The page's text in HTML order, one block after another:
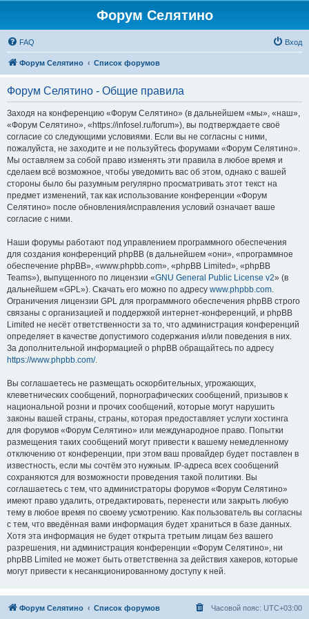
Форум Селятино
FAQ Вход
Форум Селятино Список форумов
Форум Селятино - Общие правила
Заходя на конференцию «Форум Селятино» (в дальнейшем «мы», «наш»,
«Форум Селятино», «https://infosel.ru/forum»), вы подтверждаете своё
согласие со следующими условиями. Если вы не согласны с ними,
пожалуйста, не заходите и не пользуйтесь форумами «Форум Селятино».
Мы оставляем за собой право изменять эти правила в любое время и
сделаем всё возможное, чтобы уведомить вас об этом, однако с вашей
стороны было бы разумным регулярно просматривать этот текст на
предмет изменений, так как использование конференции «Форум
Селятино» после обновления/исправления условий означает ваше
согласие с ними.
Наши форумы работают под управлением программного обеспечения
для создания конференций phpBB (в дальнейшем «они», «программное
обеспечение phpBB», «www.phpbb.com», «phpBB Limited», «phpBB
Teams»), выпущенного по лицензии «GNU General Public License v2» (в
дальнейшем «GPL»). Скачать его можно по адресу www.phpbb.com.
Ограничения лицензии GPL для программного обеспечения phpBB строго
связаны с организацией и поддержкой интернет-конференций, и phpBB
Limited не несёт ответственности за то, что администрация конференций
определяет в качестве допустимого содержания и/или поведения в них.
За дополнительной информацией о phpBB обращайтесь по адресу
https://www.phpbb.com/.
Вы соглашаетесь не размещать оскорбительных, угрожающих,
клеветнических сообщений, порнографических сообщений, призывов к
национальной розни и прочих сообщений, которые могут нарушить
законы вашей страны, страны, которая предоставляет услуги хостинга
для форумов «Форум Селятино» или международное право. Попытки
размещения таких сообщений могут привести к вашему немедленному
отключению от конференции, при этом ваш провайдер будет поставлен в
известность, если мы сочтём это нужным. IP-адреса всех сообщений
сохраняются для возможности проведения такой политики. Вы
соглашаетесь с тем, что администраторы форумов «Форум Селятино»
имеют право удалить, отредактировать, перенести или закрыть любую
тему в любое время по своему усмотрению. Как пользователь вы согласны
с тем, что введённая вами информация будет храниться в базе данных.
Хотя эта информация не будет открыта третьим лицам без вашего
разрешения, ни администрация конференции «Форум Селятино», ни
phpBB Limited не может быть ответственна за действия хакеров, которые
могут привести к несанкционированному доступу к ней.
Форум Селятино Список форумов Часовой пояс: UTC+03:00